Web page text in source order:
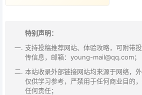
特别声明：
支持投稿推荐网站、体验攻略，可附带
传信息，邮箱：young-mail@qq.com；
本站收录外部链接网站均来源于网络，
仅供学习参考，严禁用于任何商业目的
任何责任；